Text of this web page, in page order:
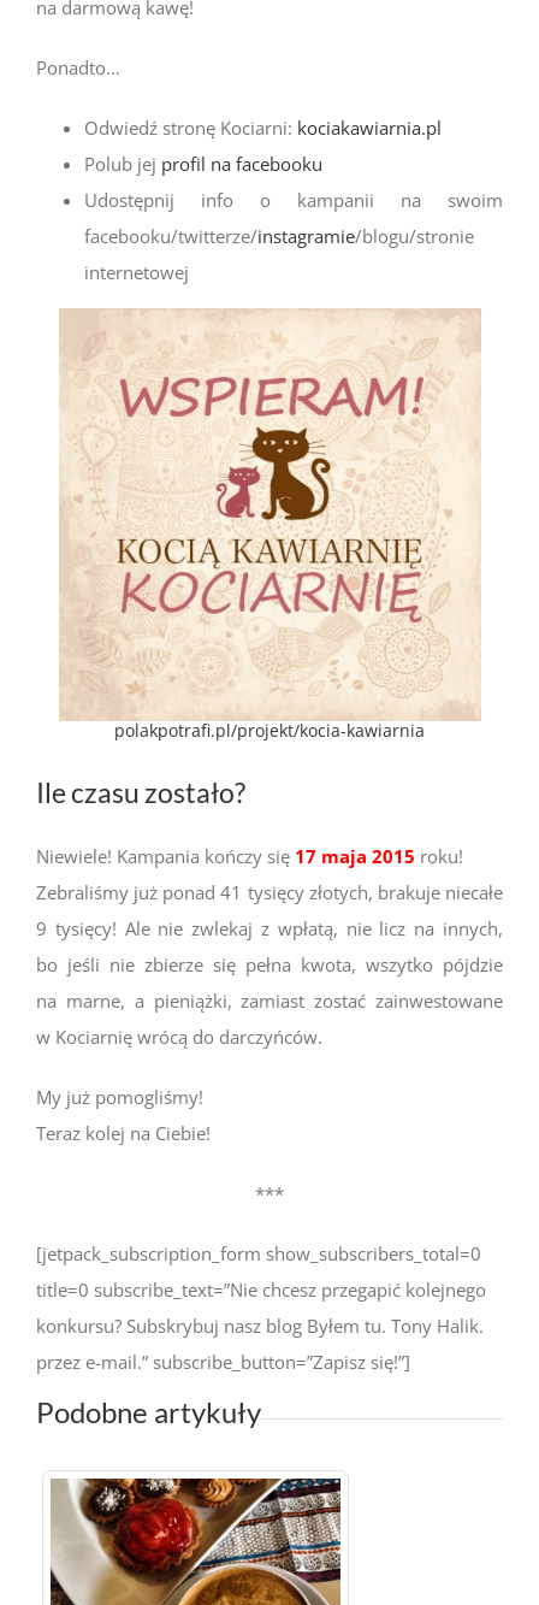
na darmową kawę!
Ponadto…
Odwiedź stronę Kociarni: kociakawiarnia.pl
Polub jej profil na facebooku
Udostępnij info o kampanii na swoim
facebooku/twitterze/instagramie/blogu/stronie
internetowej
polakpotrafi.pl/projekt/kocia-kawiarnia
Ile czasu zostało?
Niewiele! Kampania kończy się 17 maja 2015 roku!
Zebraliśmy już ponad 41 tysięcy złotych, brakuje niecałe
9 tysięcy! Ale nie zwlekaj z wpłatą, nie licz na innych,
bo jeśli nie zbierze się pełna kwota, wszytko pójdzie
na marne, a pieniążki, zamiast zostać zainwestowane
w Kociarnię wrócą do darczyńców.
My już pomogliśmy!
Teraz kolej na Ciebie!
***
[jetpack_subscription_form show_subscribers_total=0
title=0 subscribe_text=”Nie chcesz przegapić kolejnego
konkursu? Subskrybuj nasz blog Byłem tu. Tony Halik.
przez e-mail.” subscribe_button=”Zapisz się!”]
Podobne artykuły